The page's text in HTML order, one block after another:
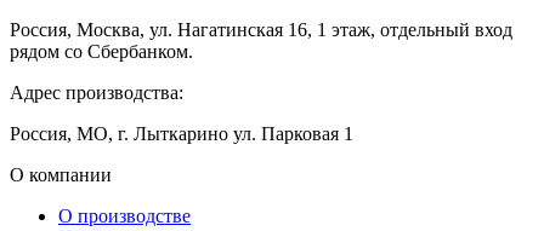
Россия, Москва, ул. Нагатинская 16, 1 этаж, отдельный вход
рядом со Сбербанком.
Адрес производства:
Россия, МО, г. Лыткарино ул. Парковая 1
О компании
О производстве